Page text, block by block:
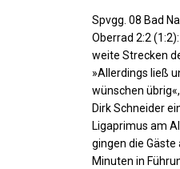
Spvgg. 08 Bad
Oberrad 2:2
weite Strecken
»Allerdings ließ
wünschen
Dirk Schneider
Ligaprimus am
gingen die Gäste
Minuten in